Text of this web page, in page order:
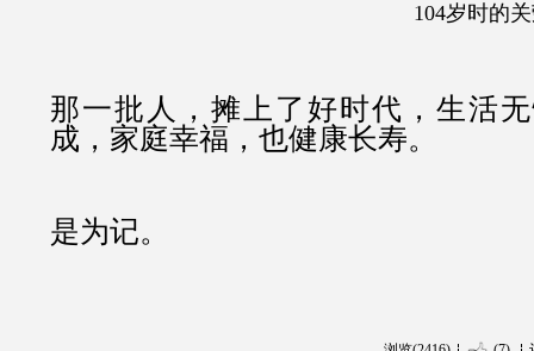
104岁时的
那一批人，摊上了好时代，生活
成，家庭幸福，也健康长寿。
是为记。